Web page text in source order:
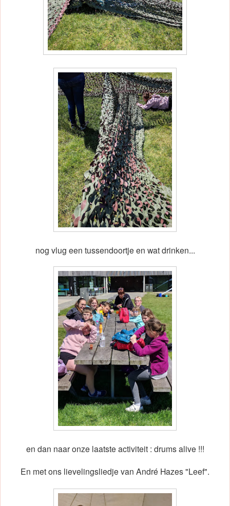
nog vlug een tussendoortje en wat drinken...
en dan naar onze laatste activiteit : drums alive !!!
En met ons lievelingsliedje van André Hazes "Leef".